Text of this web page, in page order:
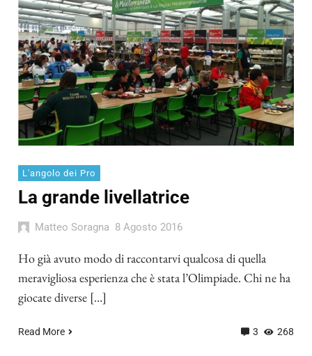
L'angolo dei Pro
La grande livellatrice
Matteo Soragna 8 Agosto 2016
Ho già avuto modo di raccontarvi qualcosa di quella
meravigliosa esperienza che è stata l’Olimpiade. Chi ne ha
giocate diverse […]
Read More 3 268